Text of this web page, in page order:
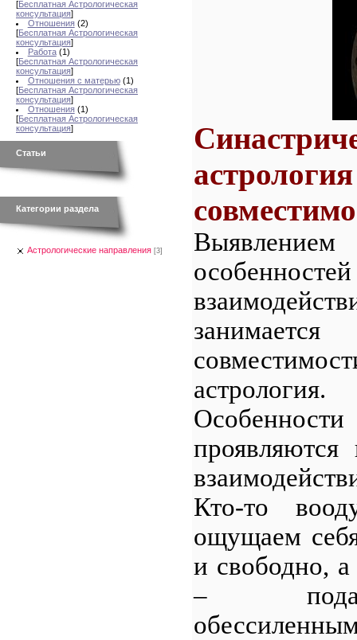
[Бесплатная Астрологическая
консультация]
Отношения (2)
[Бесплатная Астрологическая
консультация]
Работа (1)
[Бесплатная Астрологическая
консультация]
Отношения с матерью (1)
[Бесплатная Астрологическая
консультация]
Отношения (1)
[Бесплатная Астрологическая
консультация]
Статьи
Категории раздела
Астрологические направления [3]
астрология.
Кто-то
ощущаем
и свободно,
–